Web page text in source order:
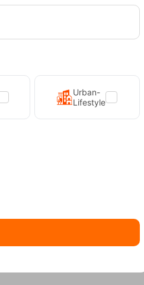
Urban-
Lifestyle